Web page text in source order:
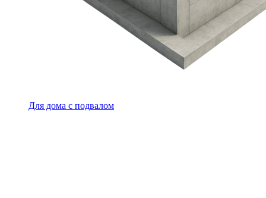
Для дома с подвалом